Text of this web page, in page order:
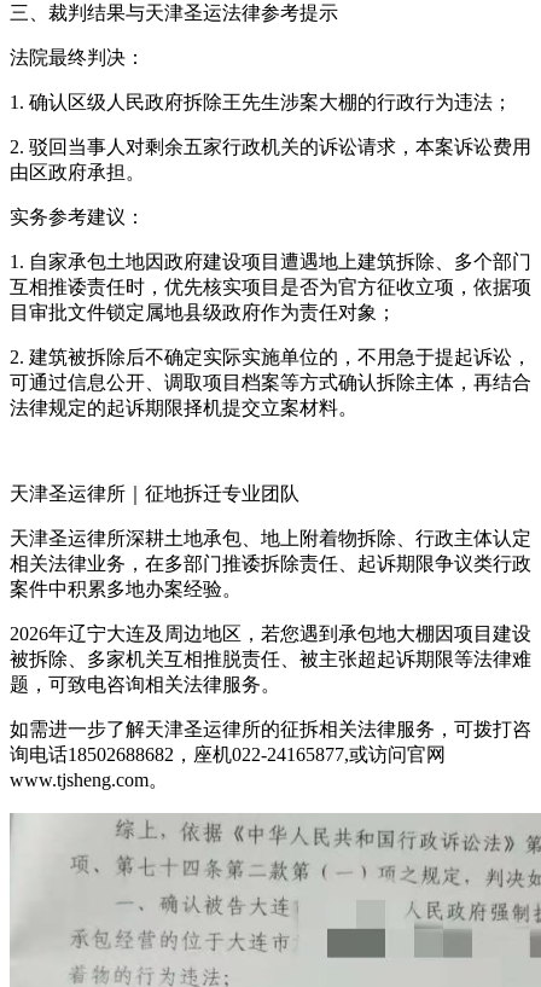
三、裁判结果与天津圣运法律参考提示
法院最终判决：
1. 确认区级人民政府拆除王先生涉案大棚的行政行为违法；
2. 驳回当事人对剩余五家行政机关的诉讼请求，本案诉讼费用
由区政府承担。
实务参考建议：
1. 自家承包土地因政府建设项目遭遇地上建筑拆除、多个部门
互相推诿责任时，优先核实项目是否为官方征收立项，依据项
目审批文件锁定属地县级政府作为责任对象；
2. 建筑被拆除后不确定实际实施单位的，不用急于提起诉讼，
可通过信息公开、调取项目档案等方式确认拆除主体，再结合
法律规定的起诉期限择机提交立案材料。
天津圣运律所｜征地拆迁专业团队
天津圣运律所深耕土地承包、地上附着物拆除、行政主体认定
相关法律业务，在多部门推诿拆除责任、起诉期限争议类行政
案件中积累多地办案经验。
2026年辽宁大连及周边地区，若您遇到承包地大棚因项目建设
被拆除、多家机关互相推脱责任、被主张超起诉期限等法律难
题，可致电咨询相关法律服务。
如需进一步了解天津圣运律所的征拆相关法律服务，可拨打咨
询电话18502688682，座机022-24165877,或访问官网
www.tjsheng.com。